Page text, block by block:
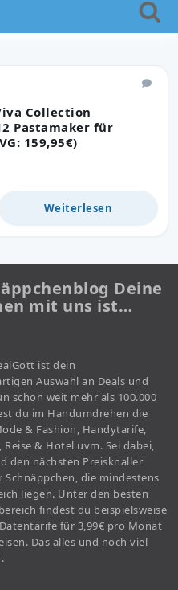
Collection
Pastamaker für
159,95€)
Weiterlesen
Deine
mit uns ist…
ist dein
Auswahl an Deals und
schon weit mehr als 100.000
du im Handumdrehen die
& Fashion, Handytarife,
& Hotel uvm. Sei dabei,
den nächsten Preisknaller
die mindestens
liegen. Unter den besten
findest du beispielsweise
für 3,99€ pro Monat
Das alles und noch viel